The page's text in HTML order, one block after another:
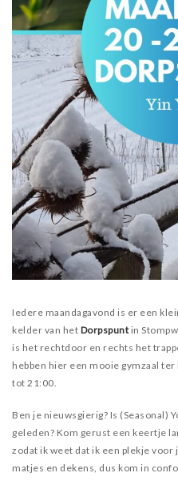
Iedere maandagavond is er een
kelder van het Dorpspuntin
is het rechtdoor en rechts het
hebben hier een mooie gymzaal
tot 21:00.
Ben je nieuwsgierig? Is (Seasonal)
geleden? Kom gerust een keertje
zodat ik weet dat ik een plekje
matjes en dekens, dus kom in